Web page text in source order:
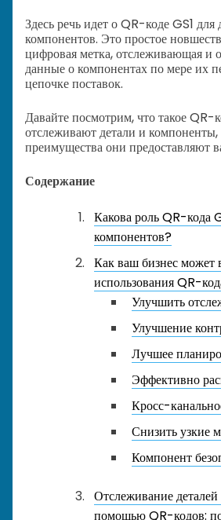
Здесь речь идет о QR-коде GS1 для
компонентов. Это простое
цифровая метка, отслеживающая и
данные о компонентах по мере их
цепочке поставок.
Давайте посмотрим, что такое QR-
отслеживают детали и компоненты,
преимущества они предоставляют
Содержание
Какова роль QR-кода
компонентов?
Как ваш бизнес может
использования QR-
Улучшить
Улучшение
Лучшее
Эффективно
Кросс-
Снизить узкие
Компонент
Отслеживание
помощью QR-кодов: